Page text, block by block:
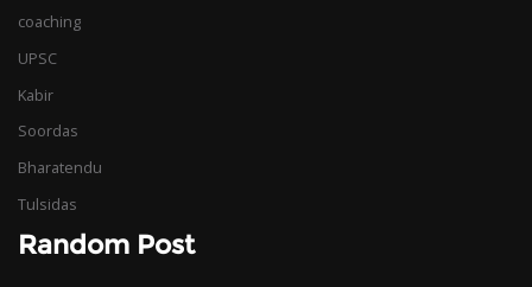
coaching
UPSC
Kabir
Soordas
Bharatendu
Tulsidas
Random Post